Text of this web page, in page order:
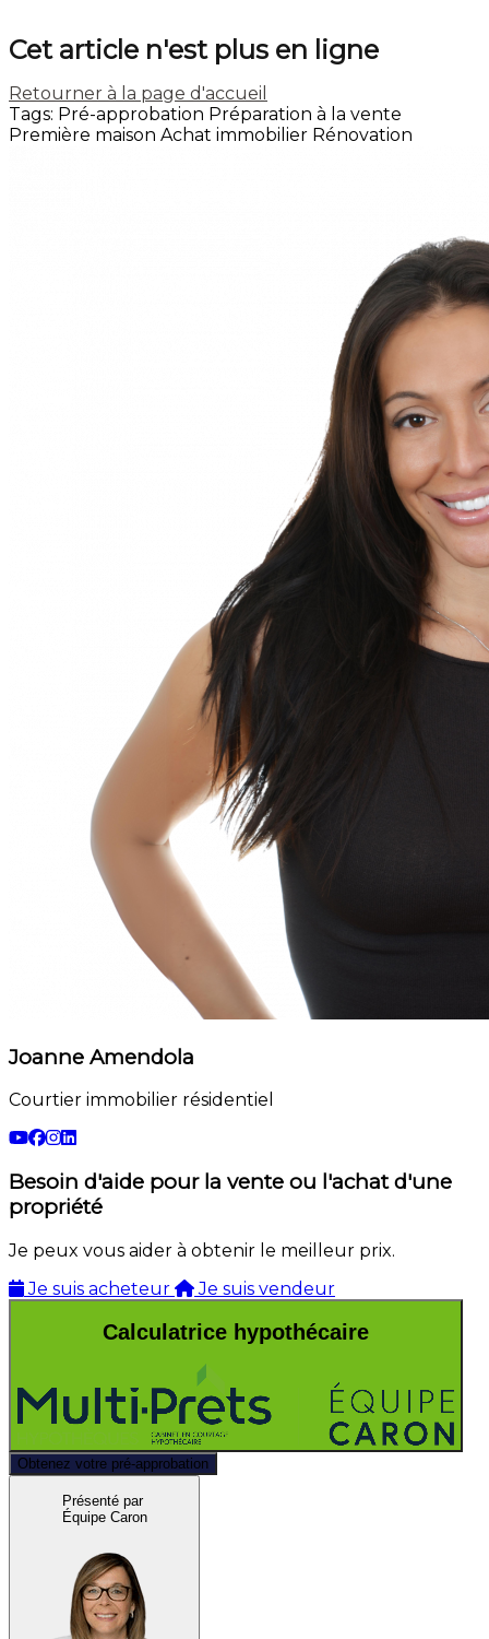
Cet article n'est plus en ligne
Retourner à la page d'accueil
Tags: Pré-approbation Préparation à la vente
Première maison Achat immobilier Rénovation
Joanne Amendola
Courtier immobilier résidentiel
Besoin d'aide pour la vente ou l'achat d'une
propriété
Je peux vous aider à obtenir le meilleur prix.
Je suis acheteur
Je suis vendeur
Calculatrice hypothécaire
Obtenez votre pré-approbation
Présenté par
Équipe Caron